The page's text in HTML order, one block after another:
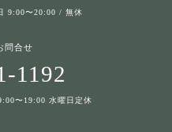
9:00〜20:00 / 無休
問合せ
1192
〜19:00 水曜日定休